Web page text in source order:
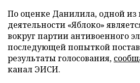
По оценке Данилила, одной из
деятельности «Яблоко»
вокруг партии антивоенного
последующей попыткой
результаты голосования,
канал ЭИСИ.